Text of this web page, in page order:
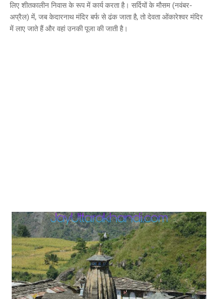
लिए शीतकालीन निवास के रूप में कार्य करता है। सर्दियों के मौसम (नवंबर-
अप्रैल) में, जब केदारनाथ मंदिर बर्फ से ढंक जाता है, तो देवता ओंकारेश्वर मंदिर
में लाए जाते हैं और वहां उनकी पूजा की जाती है।